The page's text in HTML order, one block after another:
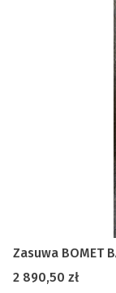
Zasuwa BOMET
Cena
2 890,50 zł